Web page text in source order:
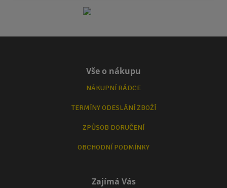
Vše o nákupu
NÁKUPNÍ RÁDCE
TERMÍNY ODESLÁNÍ ZBOŽÍ
ZPŮSOB DORUČENÍ
OBCHODNÍ PODMÍNKY
Zajímá Vás